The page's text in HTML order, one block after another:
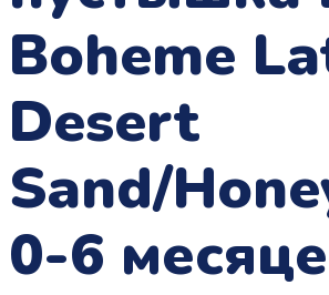
Boheme
Desert
Sand/
0-6